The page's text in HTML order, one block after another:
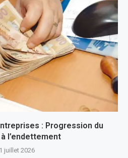
: Progression du
l’endettement
juillet 2026